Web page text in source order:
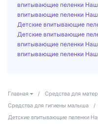
впитывающие пеленки
впитывающие пеленки
Детские впитывающие
Детские впитывающие
впитывающие пеленки
впитывающие пеленки
Главная / Средства для
Средства для гигиены малыша
/
Детские впитывающие пеленки